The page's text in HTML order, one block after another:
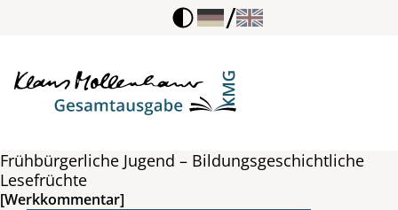
/
Frühbürgerliche Jugend – Bildungsgeschichtliche
Lesefrüchte
[Werkkommentar]